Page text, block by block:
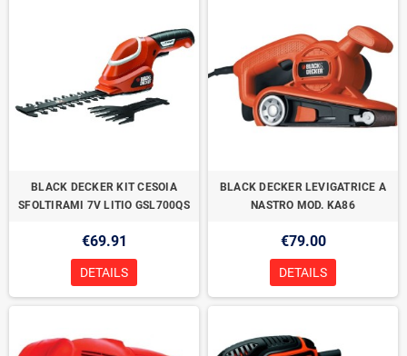
BLACK DECKER KIT CESOIA
SFOLTIRAMI 7V LITIO GSL700QS
€69.91
DETAILS
BLACK DECKER LEVIGATRICE A
NASTRO MOD. KA86
€79.00
DETAILS